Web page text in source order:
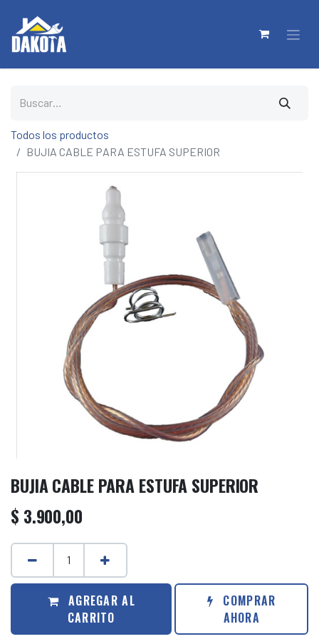
Todos los productos
BUJIA CABLE PARA ESTUFA SUPERIOR
BUJIA CABLE PARA ESTUFA SUPERIOR
$ 3.900,00
AGREGAR AL
CARRITO
COMPRAR
AHORA